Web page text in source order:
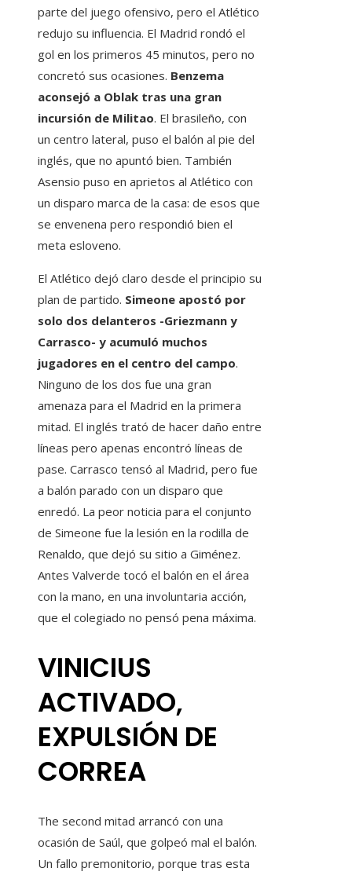
parte del juego ofensivo, pero el Atlético
redujo su influencia. El Madrid rondó el
gol en los primeros 45 minutos, pero no
concretó sus ocasiones. Benzema
aconsejó a Oblak tras una gran
incursión de Militao. El brasileño, con
un centro lateral, puso el balón al pie del
inglés, que no apuntó bien. También
Asensio puso en aprietos al Atlético con
un disparo marca de la casa: de esos que
se envenena pero respondió bien el
meta esloveno.
El Atlético dejó claro desde el principio su
plan de partido. Simeone apostó por
solo dos delanteros -Griezmann y
Carrasco- y acumuló muchos
jugadores en el centro del campo.
Ninguno de los dos fue una gran
amenaza para el Madrid en la primera
mitad. El inglés trató de hacer daño entre
líneas pero apenas encontró líneas de
pase. Carrasco tensó al Madrid, pero fue
a balón parado con un disparo que
enredó. La peor noticia para el conjunto
de Simeone fue la lesión en la rodilla de
Renaldo, que dejó su sitio a Giménez.
Antes Valverde tocó el balón en el área
con la mano, en una involuntaria acción,
que el colegiado no pensó pena máxima.
VINICIUS
ACTIVADO,
EXPULSIÓN DE
CORREA
The second mitad arrancó con una
ocasión de Saúl, que golpeó mal el balón.
Un fallo premonitorio, porque tras esta